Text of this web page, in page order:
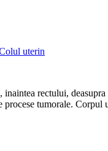
uterin
rectului,
tumorale.